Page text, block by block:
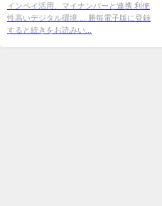
インペイ活用、マイナンバーと連携 利便
性高いデジタル環境 ... 勝毎電子版に登録
すると続きをお読みい...